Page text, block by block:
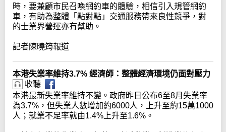
時，要兼顧市民召喚網約車的體驗，相信引入規管網約
車，有助為整體「點對點」交通服務帶來良性競爭，對
的士業界營運亦有幫助。
記者陳曉筠報道
本港失業率維持3.7% 經濟師：整體經濟環境仍面對壓力
收聽
本港最新失業率維持不變。政府昨日公布6至8月失業率
為3.7%，但失業人數增加約6000人，上升至約15萬1000
人；就業不足率就由1.4%上升至1.6%。